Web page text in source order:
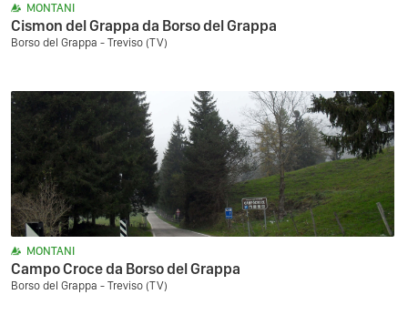
MONTANI
Cismon del Grappa da Borso del Grappa
Borso del Grappa - Treviso (TV)
MONTANI
Campo Croce da Borso del Grappa
Borso del Grappa - Treviso (TV)